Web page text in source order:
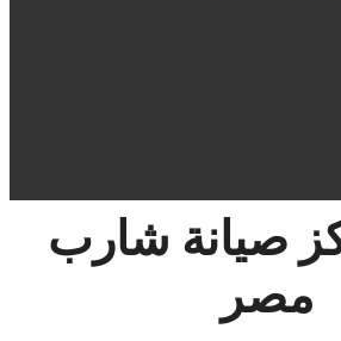
صيانة شارب
مصر